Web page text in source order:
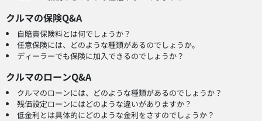
クルマの保険Q&A
自賠責保険料とは何でしょうか？
任意保険には、どのような種類があるのでしょうか。
ディーラーでも保険に加入できるのでしょうか？
クルマのローンQ&A
クルマのローンには、どのような種類があるのでしょうか？
残価設定ローンにはどのような違いがありますか？
低金利とは具体的にどのような金利をさすのでしょうか？